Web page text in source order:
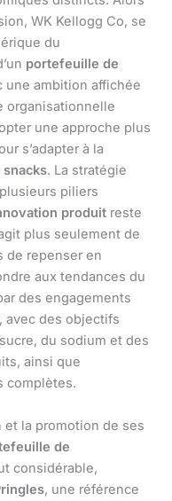
WK Kellogg Co, se
du
portefeuille de
une ambition affichée
organisationnelle
une approche plus
s’adapter à la
snacks. La stratégie
piliers
produit reste
plus seulement de
de repenser en
aux tendances du
des engagements
, avec des objectifs
du sodium et des
ainsi que
complètes.
et la promotion de ses
de
considérable,
, une référence